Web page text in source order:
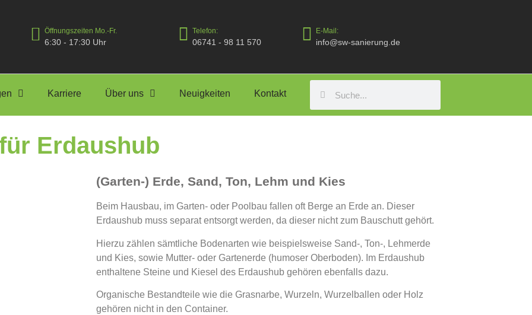
Öffnungszeiten Mo.-Fr.
6:30 - 17:30 Uhr
Telefon:
06741 - 98 11 570
E-Mail:
info@sw-sanierung.de
Karriere Über uns Neuigkeiten Kontakt
Erdaushub
(Garten-) Erde, Sand, Ton, Lehm und Kies
Beim Hausbau, im Garten- oder Poolbau fallen oft Berge an Erde an. Dieser
Erdaushub muss separat entsorgt werden, da dieser nicht zum Bauschutt gehört.
Hierzu zählen sämtliche Bodenarten wie beispielsweise Sand-, Ton-, Lehmerde
und Kies, sowie Mutter- oder Gartenerde (humoser Oberboden). Im Erdaushub
enthaltene Steine und Kiesel des Erdaushub gehören ebenfalls dazu.
Organische Bestandteile wie die Grasnarbe, Wurzeln, Wurzelballen oder Holz
gehören nicht in den Container.